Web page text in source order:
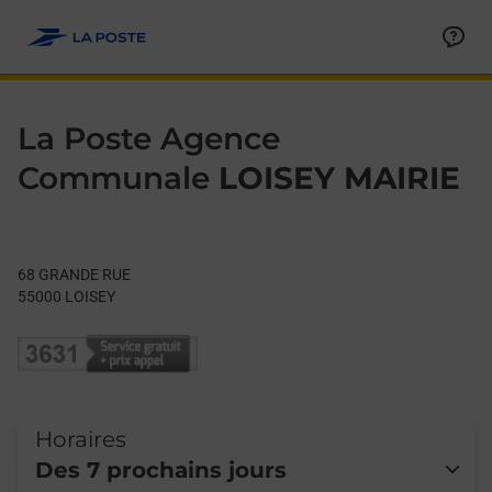
La Poste Agence
Communale LOISEY MAIRIE
68 GRANDE RUE
55000 LOISEY
Horaires
Des 7 prochains jours